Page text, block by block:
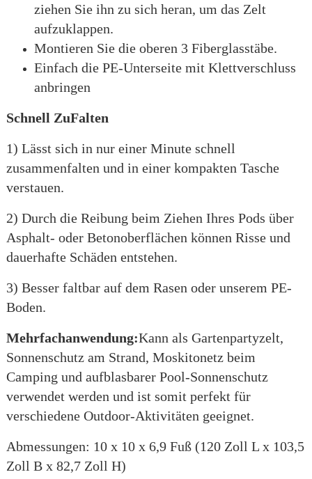
ziehen Sie ihn zu sich heran, um das Zelt
aufzuklappen.
Montieren Sie die oberen 3 Fiberglasstäbe.
Einfach die PE-Unterseite mit Klettverschluss
anbringen
Schnell ZuFalten
1) Lässt sich in nur einer Minute schnell
zusammenfalten und in einer kompakten Tasche
verstauen.
2) Durch die Reibung beim Ziehen Ihres Pods über
Asphalt- oder Betonoberflächen können Risse und
dauerhafte Schäden entstehen.
3) Besser faltbar auf dem Rasen oder unserem PE-
Boden.
Mehrfachanwendung:Kann als Gartenpartyzelt,
Sonnenschutz am Strand, Moskitonetz beim
Camping und aufblasbarer Pool-Sonnenschutz
verwendet werden und ist somit perfekt für
verschiedene Outdoor-Aktivitäten geeignet.
Abmessungen: 10 x 10 x 6,9 Fuß (120 Zoll L x 103,5
Zoll B x 82,7 Zoll H)